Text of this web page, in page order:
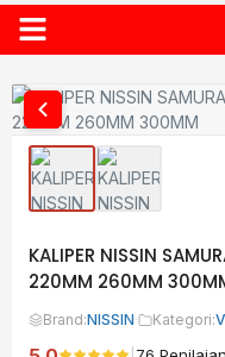
KALIPER NISSIN
220MM 260MM
Brand:NISSIN· Kategori: